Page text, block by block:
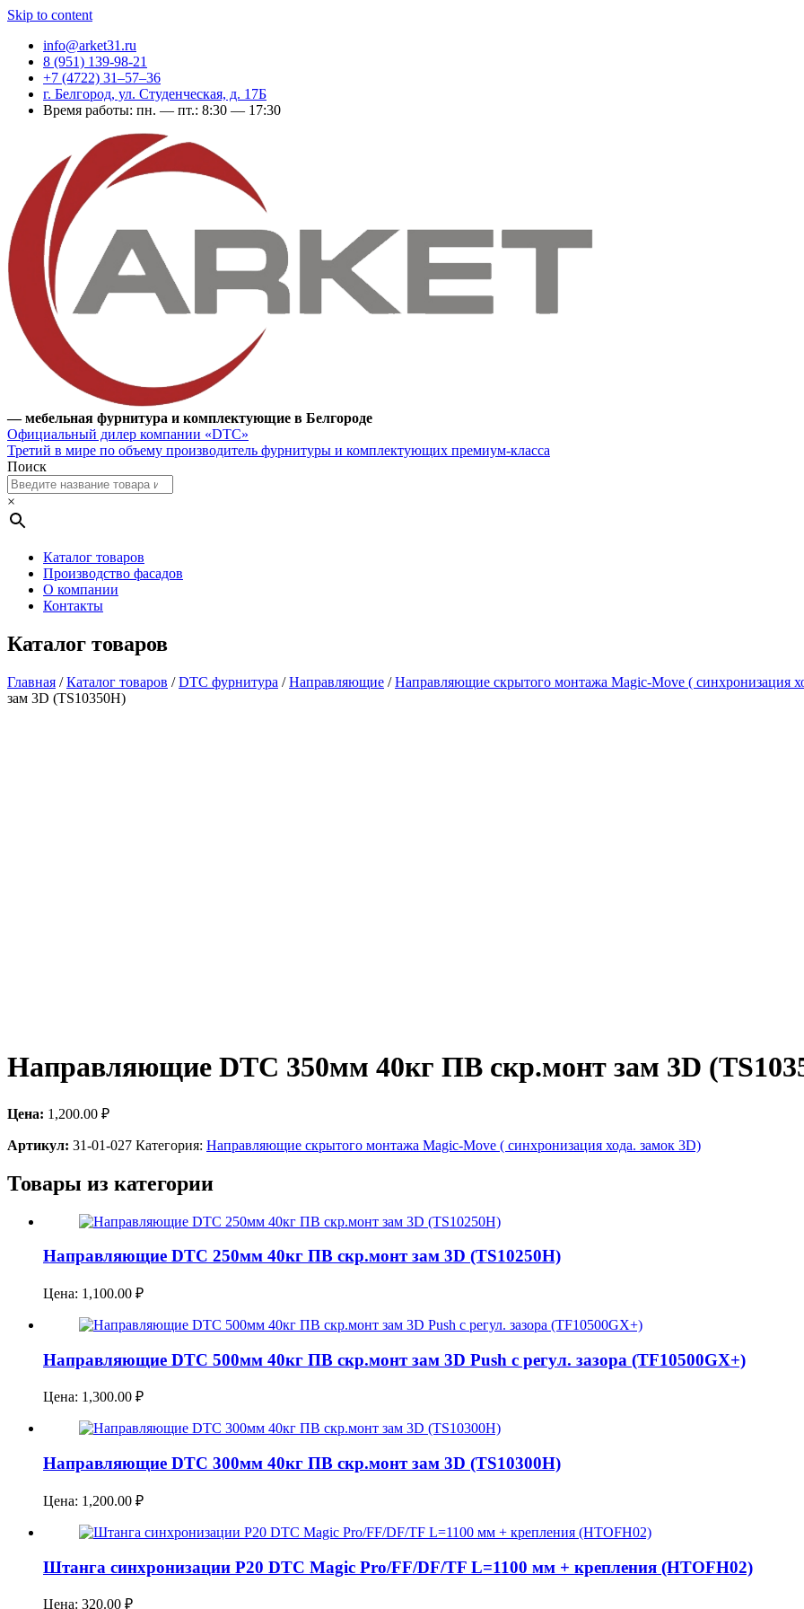
Skip to content
info@arket31.ru
8 (951) 139-98-21
+7 (4722) 31‒57‒36
г. Белгород, ул. Студенческая, д. 17Б
Время работы: пн. — пт.: 8:30 — 17:30
— мебельная фурнитура и комплектующие в Белгороде
Официальный дилер компании «DTC»
Третий в мире по объему производитель фурнитуры и комплектующих премиум-класса
Поиск
×
Каталог товаров
Производство фасадов
О компании
Контакты
Каталог товаров
Главная /Каталог товаров /DTC фурнитура /Направляющие /Направляющие скрытого монтажа Magic-Move ( синхронизация
зам 3D (TS10350H)
Направляющие DTC 350мм 40кг ПВ скр.монт зам 3D
Цена: 1,200.00 ₽
Артикул: 31-01-027 Категория: Направляющие скрытого монтажа Magic-Move ( синхронизация хода. замок 3D)
Товары из категории
Направляющие DTC 250мм 40кг ПВ скр.монт зам 3D (TS10250H)
Цена: 1,100.00 ₽
Направляющие DTC 500мм 40кг ПВ скр.монт зам 3D Push с регул. зазора (TF10500GX+)
Цена: 1,300.00 ₽
Направляющие DTC 300мм 40кг ПВ скр.монт зам 3D (TS10300H)
Цена: 1,200.00 ₽
Штанга синхронизации P20 DTC Magic Pro/FF/DF/TF L=1100 мм + крепления (HTOFH02)
Цена: 320.00 ₽